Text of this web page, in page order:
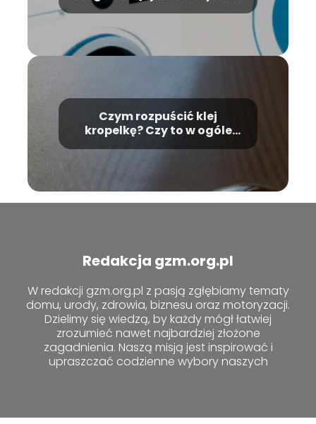
Czym rozpuścić klej
kropelkę? Czy to w ogóle
Redakcja gzm.org.pl
W redakcji gzm.org.pl z pasją zgłębiamy tematy
domu, urody, zdrowia, biznesu oraz motoryzacji.
Dzielimy się wiedzą, by każdy mógł łatwiej
zrozumieć nawet najbardziej złożone
zagadnienia. Naszą misją jest inspirować i
upraszczać codzienne wybory naszych